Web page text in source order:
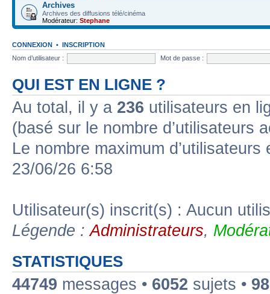
Archives
Archives des diffusions télé/cinéma
Modérateur: Stephane
CONNEXION • INSCRIPTION
Nom d’utilisateur :
Mot de passe :
QUI EST EN LIGNE ?
Au total, il y a 236 utilisateurs en
(basé sur le nombre d’utilisateurs
Le nombre maximum
23/06/26 6:58
Utilisateur(s) inscrit(s) : Aucun
Légende :Administrateurs,
STATISTIQUES
44749 messages • 6052 sujets •